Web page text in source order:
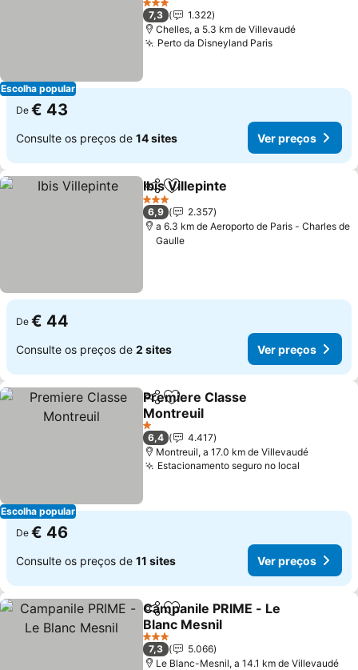
Escolha popular
3 Estrelas
7,3
1.322
Chelles, a 5.3 km de Villevaudé
Perto da Disneyland Paris
De € 43
Consulte os preços de 14 sites Ver preços
PartilharAdicionar aos favoritos
Ibis Villepinte
3 Estrelas
6,9
2.357
a 6.3 km de Aeroporto de Paris - Charles de
Gaulle
De € 44
Consulte os preços de 2 sites Ver preços
Escolha popular
PartilharAdicionar aos favoritos
Premiere Classe
Montreuil
1 Estrelas
6,4
4.417
Montreuil, a 17.0 km de Villevaudé
Estacionamento seguro no local
De € 46
Consulte os preços de 11 sites Ver preços
PartilharAdicionar aos favoritos
Campanile PRIME - Le
Blanc Mesnil
3 Estrelas
7,3
5.066
Le Blanc-Mesnil, a 14.1 km de Villevaudé